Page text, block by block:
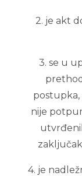
2. je akt
3. se u
postupka,
nije
4. je